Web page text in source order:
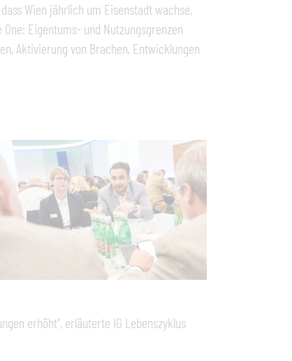
Wien jährlich um Eisenstadt wachse,
Eigentums- und Nutzungsgrenzen
Aktivierung von Brachen, Entwicklungen
erhöht“, erläuterte IG Lebenszyklus